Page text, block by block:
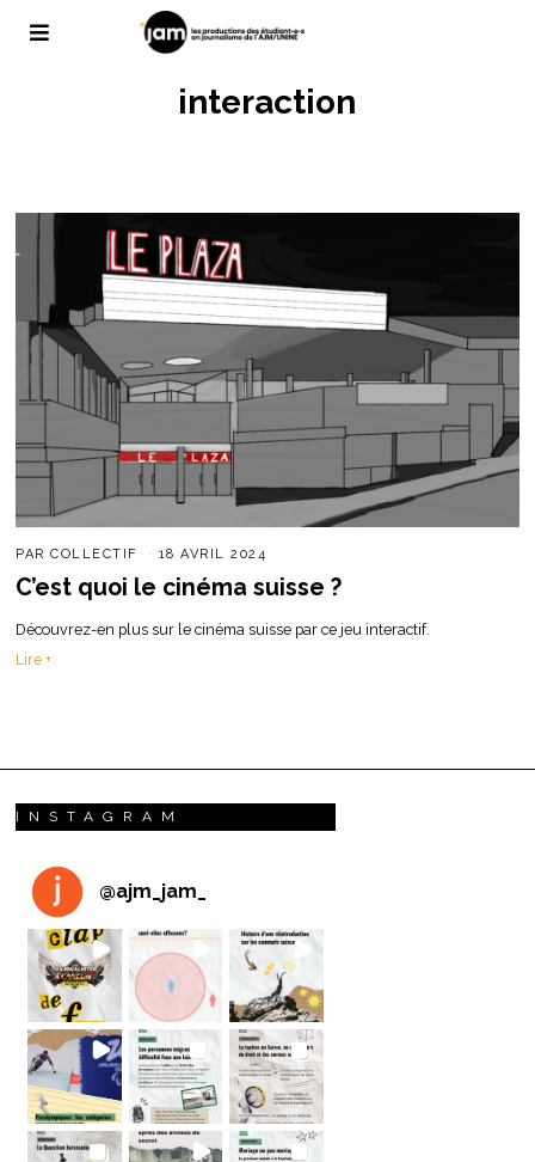
interaction
PARCOLLECTIF 18 AVRIL 2024
C’est quoi le cinéma suisse ?
Découvrez-en plus sur le cinéma suisse par ce jeu interactif.
Lire +
INSTAGRAM
@ajm_jam_